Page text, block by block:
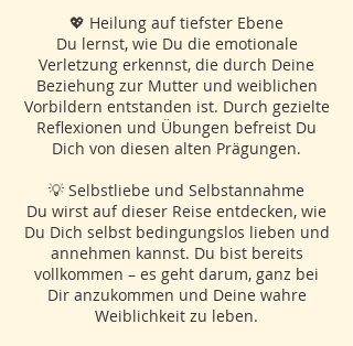
💖 Heilung auf tiefster Ebene
Du lernst, wie Du die emotionale
Verletzung erkennst, die durch Deine
Beziehung zur Mutter und weiblichen
Vorbildern entstanden ist. Durch gezielte
Reflexionen und Übungen befreist Du
Dich von diesen alten Prägungen.
💡 Selbstliebe und Selbstannahme
Du wirst auf dieser Reise entdecken, wie
Du Dich selbst bedingungslos lieben und
annehmen kannst. Du bist bereits
vollkommen – es geht darum, ganz bei
Dir anzukommen und Deine wahre
Weiblichkeit zu leben.